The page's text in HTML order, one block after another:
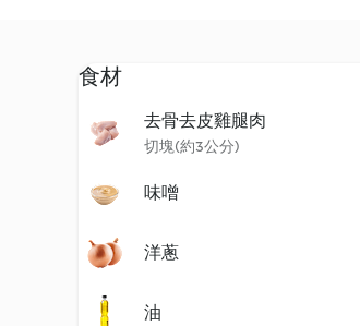
食材
去骨去皮雞腿肉
切塊(約3公分)
味噌
洋蔥
油